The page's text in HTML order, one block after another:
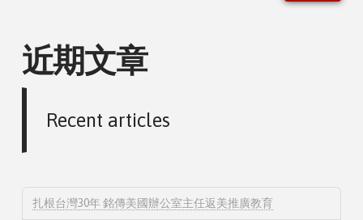
近期文章
Recent articles
扎根台灣30年 銘傳美國辦公室主任返美推廣教育